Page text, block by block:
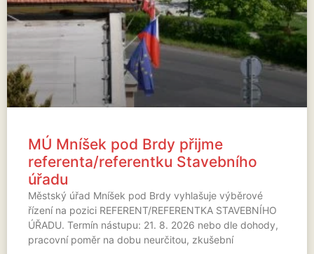
MÚ Mníšek pod Brdy přijme
referenta/referentku Stavebního
úřadu
Městský úřad Mníšek pod Brdy vyhlašuje výběrové
řízení na pozici REFERENT/REFERENTKA STAVEBNÍHO
ÚŘADU. Termín nástupu: 21. 8. 2026 nebo dle dohody,
pracovní poměr na dobu neurčitou, zkušební